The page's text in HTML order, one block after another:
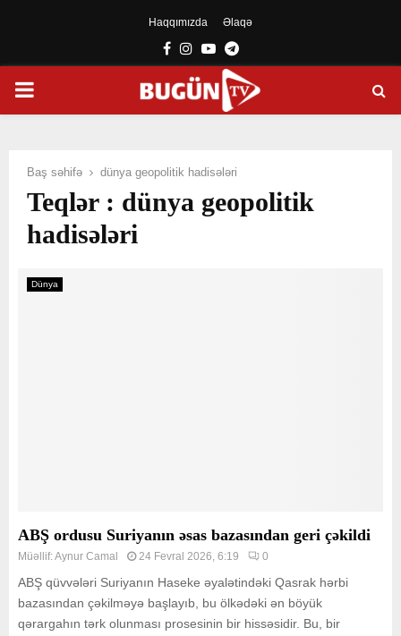
Haqqımızda Əlaqə
Facebook
Instagram
YoutubeTelegram
PRIMARY
Baş səhifə dünya geopolitik hadisələri
Teqlər : dünya geopolitik
hadisələri
Dünya
ABŞ ordusu Suriyanın əsas bazasından geri çəkildi
Müəllif:Aynur Camal 24 Fevral 2026, 6:19 0
ABŞ qüvvələri Suriyanın Haseke əyalətindəki Qasrak hərbi
bazasından çəkilməyə başlayıb, bu ölkədəki ən böyük
qərargahın tərk olunması prosesinin bir hissəsidir. Bu, bir